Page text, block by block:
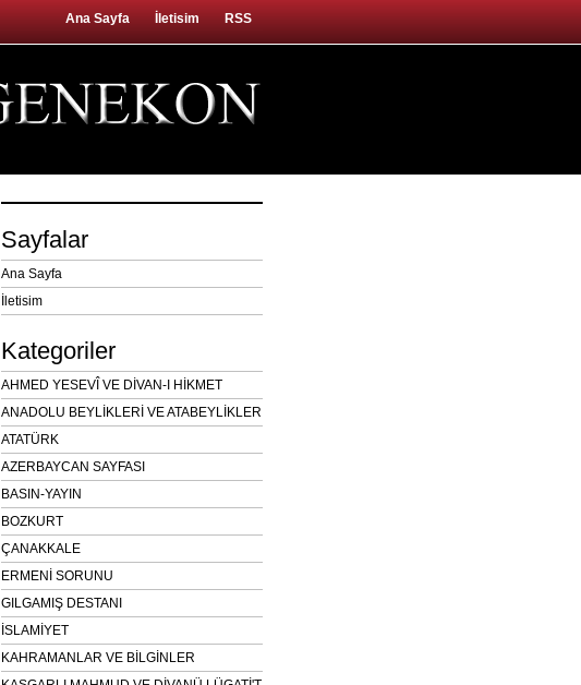
Ana Sayfa İletisim RSS
Sayfalar
Ana Sayfa
İletisim
Kategoriler
AHMED YESEVÎ VE DİVAN-I HİKMET
ANADOLU BEYLİKLERİ VE ATABEYLİKLER
ATATÜRK
AZERBAYCAN SAYFASI
BASIN-YAYIN
BOZKURT
ÇANAKKALE
ERMENİ SORUNU
GILGAMIŞ DESTANI
İSLAMİYET
KAHRAMANLAR VE BİLGİNLER